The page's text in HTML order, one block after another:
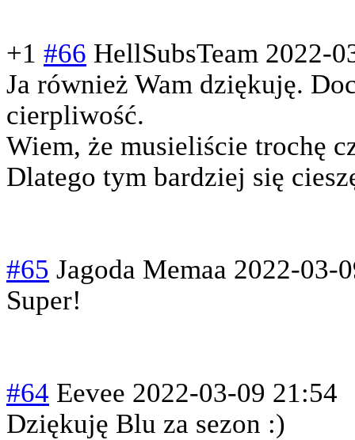
+1 #66 HellSubsTeam 2022-
Ja również Wam dziękuję.
cierpliwość.
Wiem, że musieliście trochę
Dlatego tym bardziej się
#65 Jagoda Memaa 2022-03-
Super!
#64 Eevee 2022-03-09 21:54
Dziękuję Blu za sezon :)